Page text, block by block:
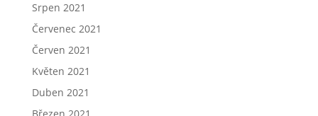
Srpen 2021
Červenec 2021
Červen 2021
Květen 2021
Duben 2021